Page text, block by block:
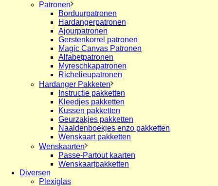
Patronen
Borduurpatronen
Hardangerpatronen
Ajourpatronen
Gerstenkorrel patronen
Magic Canvas Patronen
Alfabetpatronen
Myreschkapatronen
Richelieupatronen
Hardanger Pakketen
Instructie pakketten
Kleedjes pakketten
Kussen pakketten
Geurzakjes pakketten
Naaldenboekjes enzo pakketten
Wenskaart pakketten
Wenskaarten
Passe-Partout kaarten
Wenskaartpakketten
Diversen
Plexiglas